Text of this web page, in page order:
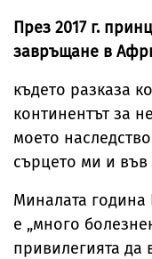
През 2017 г.
завръщане в
където разказа
континентът за
моето
сърцето ми и във
Миналата
е „много
привилегията да